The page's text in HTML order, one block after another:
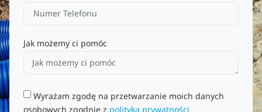
Jak możemy ci pomóc
Wyrażam zgodę na przetwarzanie moich danych
osobowych zgodnie z polityką prywatności